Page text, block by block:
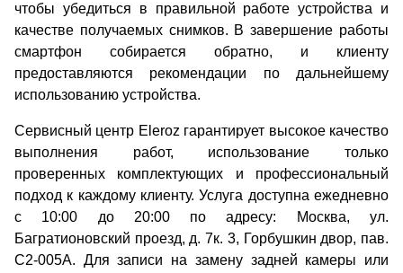
чтобы убедиться в правильной работе устройства и
качестве получаемых снимков. В завершение работы
смартфон собирается обратно, и клиенту
предоставляются рекомендации по дальнейшему
использованию устройства.
Сервисный центр Eleroz гарантирует высокое качество
выполнения работ, использование только
проверенных комплектующих и профессиональный
подход к каждому клиенту. Услуга доступна ежедневно
с 10:00 до 20:00 по адресу: Москва, ул.
Багратионовский проезд, д. 7к. 3, Горбушкин двор, пав.
C2-005A. Для записи на замену задней камеры или